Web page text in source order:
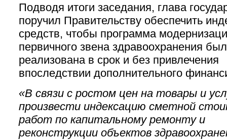
Подводя итоги заседания, глава
поручил Правительству обеспечить
средств, чтобы программа
первичного звена здравоохранения
реализована в срок и без привлечения
впоследствии дополнительного
«В связи с ростом цен на товары и
произвести индексацию сметной
работ по капитальному ремонту и
реконструкции объектов